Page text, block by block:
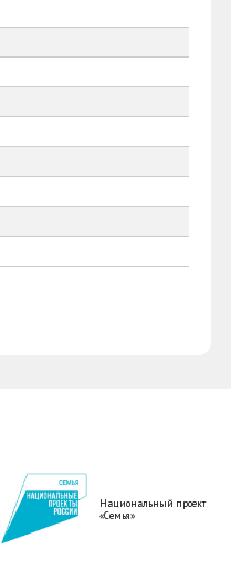
Национальный проект
«Семья»